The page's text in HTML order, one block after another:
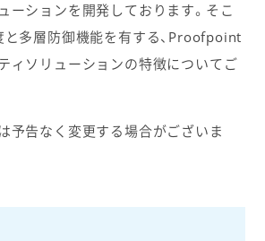
ーションを開発しております。そこ
と多層防御機能を有する、Proofpoint
ィソリューションの特徴についてご
予告なく変更する場合がございま